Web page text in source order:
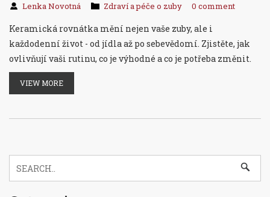
Lenka Novotná Zdraví a péče o zuby 0 comment
Keramická rovnátka mění nejen vaše zuby, ale i
každodenní život - od jídla až po sebevědomí. Zjistěte, jak
ovlivňují vaši rutinu, co je výhodné a co je potřeba změnit.
VIEW MORE